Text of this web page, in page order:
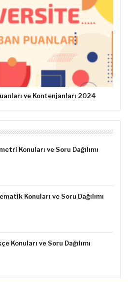
ve Kontenjanları 2024
Konuları ve Soru Dağılımı
Konuları ve Soru Dağılımı
Konuları ve Soru Dağılımı